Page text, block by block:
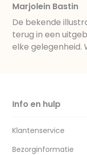
Marjolein Bastin
De bekende
terug in een
elke gelegenheid.
Info en hulp
Klantenservice
Bezorginformatie